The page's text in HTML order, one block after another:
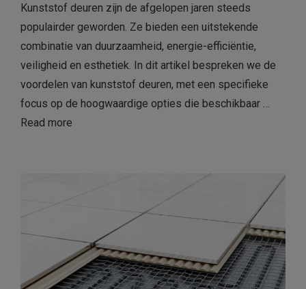
Kunststof deuren zijn de afgelopen jaren steeds
populairder geworden. Ze bieden een uitstekende
combinatie van duurzaamheid, energie-efficiëntie,
veiligheid en esthetiek. In dit artikel bespreken we de
voordelen van kunststof deuren, met een specifieke
focus op de hoogwaardige opties die beschikbaar …
Read more